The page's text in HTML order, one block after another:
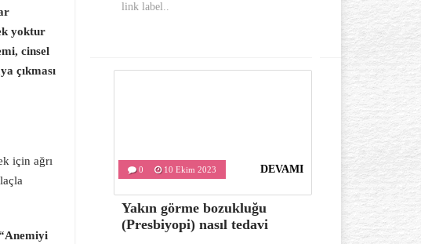
yoktur
cinsel
çıkması
için ağrı
link label.. link label..
DEVAMI
0 10 Ekim 2023
Yakın görme bozukluğu
(Presbiyopi) nasıl tedavi
0
bunları